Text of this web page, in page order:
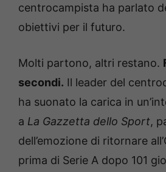
centrocampista ha parlato
obiettivi per il futuro.
Molti partono, altri restano.
secondi. Il leader del
ha suonato la carica in
a La Gazzetta dello Sport,
dell’emozione di ritornare
prima di Serie A dopo 101